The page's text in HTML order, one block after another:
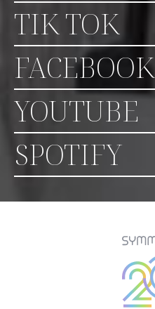
TIK TOK
FACEBOOK
YOUTUBE
SPOTIFY